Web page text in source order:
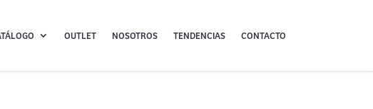
OUTLET NOSOTROS TENDENCIAS CONTACTO